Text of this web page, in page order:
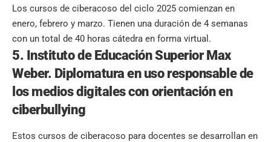
Los cursos de ciberacoso del ciclo 2025 comienzan en
enero, febrero y marzo. Tienen una duración de 4 semanas
con un total de 40 horas cátedra en forma virtual.
5. Instituto de Educación Superior Max
Weber. Diplomatura en uso responsable de
los medios digitales con orientación en
ciberbullying
Estos cursos de ciberacoso para docentes se desarrollan en